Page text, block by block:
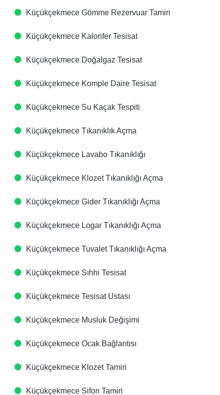
Küçükçekmece Gömme Rezervuar Tamiri
Küçükçekmece Kalorifer Tesisat
Küçükçekmece Doğalgaz Tesisat
Küçükçekmece Komple Daire Tesisat
Küçükçekmece Su Kaçak Tespiti
Küçükçekmece Tıkanıklık Açma
Küçükçekmece Lavabo Tıkanıklığı
Küçükçekmece Klozet Tıkanıklığı Açma
Küçükçekmece Gider Tıkanıklığı Açma
Küçükçekmece Logar Tıkanıklığı Açma
Küçükçekmece Tuvalet Tıkanıklığı Açma
Küçükçekmece Sıhhi Tesisat
Küçükçekmece Tesisat Ustası
Küçükçekmece Musluk Değişimi
Küçükçekmece Ocak Bağlantısı
Küçükçekmece Klozet Tamiri
Küçükçekmece Sifon Tamiri